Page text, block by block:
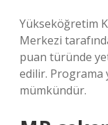
Yükseköğretim
Merkezi
puan türünde
edilir. Programa
mümkündür.